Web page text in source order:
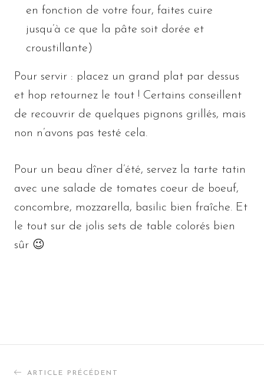
en fonction de votre four, faites cuire
jusqu’à ce que la pâte soit dorée et
croustillante)
Pour servir : placez un grand plat par dessus
et hop retournez le tout ! Certains conseillent
de recouvrir de quelques pignons grillés, mais
non n’avons pas testé cela.
Pour un beau dîner d’été, servez la tarte tatin
avec une salade de tomates coeur de boeuf,
concombre, mozzarella, basilic bien fraîche. Et
le tout sur de jolis sets de table colorés bien
sûr 😉
ARTICLE PRÉCÉDENT